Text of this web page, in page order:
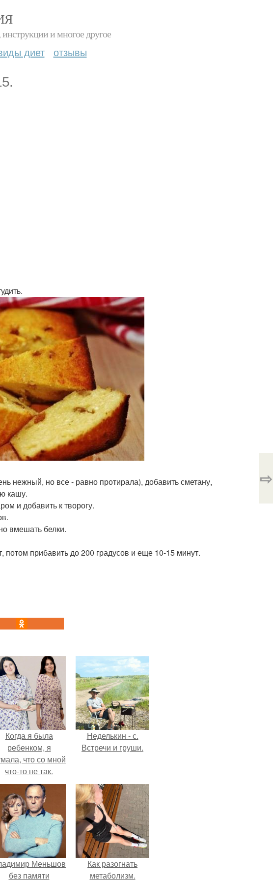
и многое другое
диет отзывы
нежный, но все - равно протирала), добавить сметану,
кашу.
и добавить к творогу.
вмешать белки.
потом прибавить до 200 градусов и еще 10-15 минут.
⇨
Когда я была
ребенком, я
что со мной
что-то не так.
Неделькин - с.
Встречи и груши.
Меньшов
без памяти
Как разогнать
метаболизм.